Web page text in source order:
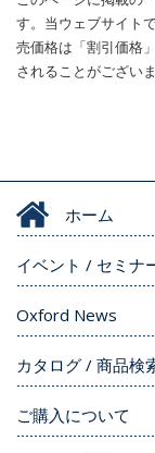
す。当ウェブサイト
売価格は「割引価格
されることがござい
ホーム
イベント / セミナ
Oxford News
カタログ / 商品検
ご購入について